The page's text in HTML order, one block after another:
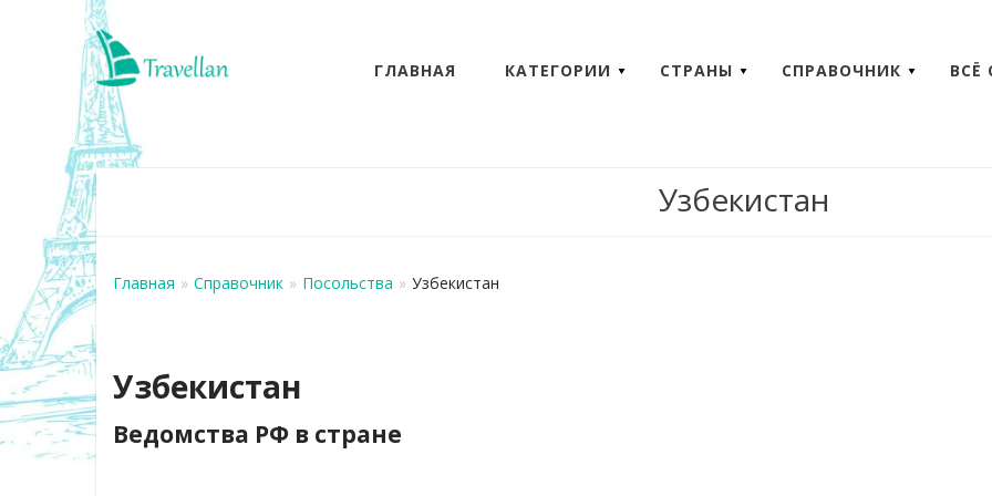
ГЛАВНАЯ КАТЕГОРИИ СТРАНЫ СПРАВОЧНИК ВСЁ
Узбекистан
Главная » Справочник » Посольства » Узбекистан
Узбекистан
Ведомства РФ в стране